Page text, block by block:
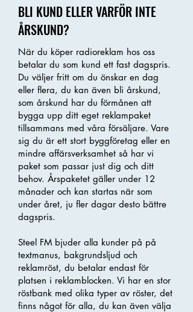
BLI KUND ELLER VARFÖR INTE
ÅRSKUND?
När du köper radioreklam hos oss
betalar du som kund ett fast dagspris.
Du väljer fritt om du önskar en dag
eller flera, du kan även bli årskund,
som årskund har du förmånen att
bygga upp ditt eget reklampaket
tillsammans med våra försäljare. Vare
sig du är ett stort byggföretag eller en
mindre affärsverksamhet så har vi
paket som passar just dig och ditt
behov. Årspaketet gäller under 12
månader och kan startas när som
under året, ju fler dagar desto bättre
dagspris.
Steel FM bjuder alla kunder på på
textmanus, bakgrundsljud och
reklamröst, du betalar endast för
platsen i reklamblocken. Vi har en stor
röstbank med olika typer av röster, det
finns något för alla, du kan även välja